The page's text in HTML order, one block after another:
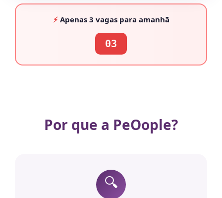
⚡Apenas 3 vagaspara amanhã
03
Por que a PeOople?
🔍